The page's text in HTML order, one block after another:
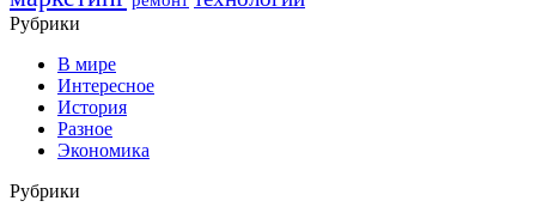
Рубрики
В мире
Интересное
История
Разное
Экономика
Рубрики